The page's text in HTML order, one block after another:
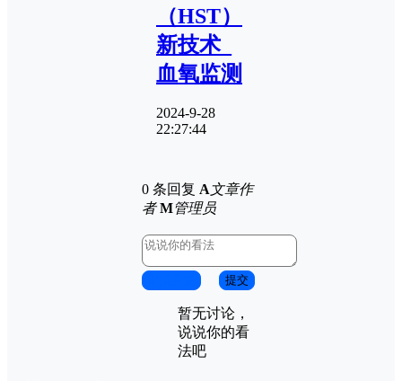
（HST）
新技术_
血氧监测
2024-9-28
22:27:44
0 条回复 A文章作
者 M管理员
提交
暂无讨论，
说说你的看
法吧